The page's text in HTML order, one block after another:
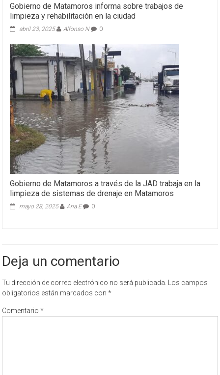
Gobierno de Matamoros informa sobre trabajos de
limpieza y rehabilitación en la ciudad
abril 23, 2025 Alfonso N 0
Gobierno de Matamoros a través de la JAD trabaja en la
limpieza de sistemas de drenaje en Matamoros
mayo 28, 2025 Ana E 0
Deja un comentario
Tu dirección de correo electrónico no será publicada.
Los campos
obligatorios están marcados con*
Comentario*